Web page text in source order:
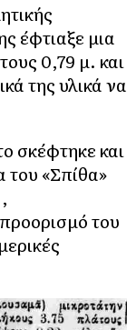
έφτιαξε μια
0,79 μ. και
της υλικά να
σκέφτηκε και
του «Σπίθα»
του